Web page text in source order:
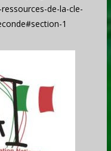
de-la-cle-
1